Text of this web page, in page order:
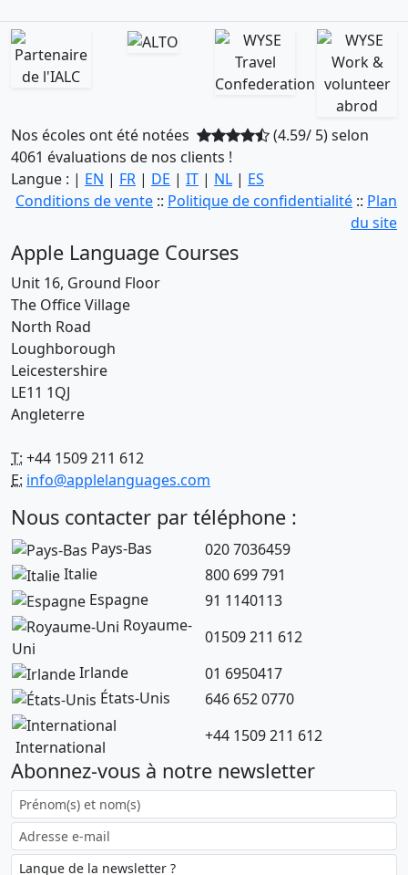
Nos écoles ont été notées
(4.59/ 5) selon
4061 évaluations de nos clients !
Langue : | EN | FR | DE | IT | NL | ES
Conditions de vente :: Politique de confidentialité :: Plan
du site
Apple Language Courses
Unit 16, Ground Floor
The Office Village
North Road
Loughborough
Leicestershire
LE11 1QJ
Angleterre
T: +44 1509 211 612
E: info@applelanguages.com
Nous contacter par téléphone :
Pays-Bas
020 7036459
Italie
800 699 791
Espagne
91 1140113
Royaume-
Uni
01509 211 612
Irlande
01 6950417
États-Unis
646 652 0770
International
+44 1509 211 612
Abonnez-vous à notre newsletter